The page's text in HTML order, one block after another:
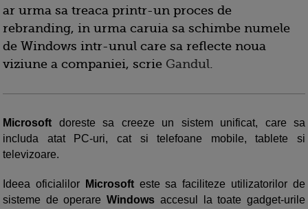
ar urma sa treaca printr-un proces de
rebranding, in urma caruia sa schimbe numele
de Windows intr-unul care sa reflecte noua
viziune a companiei, scrie Gandul.
Microsoft doreste sa creeze un sistem unificat, care sa
includa atat PC-uri, cat si telefoane mobile, tablete si
televizoare.
Ideea oficialilor Microsoft este sa faciliteze utilizatorilor de
sisteme de operareWindows accesul la toate gadget-urile